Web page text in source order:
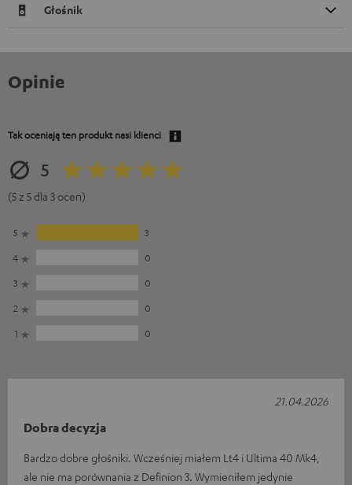
Głośnik
Opinie
Tak oceniają ten produkt nasi klienci
5
(5 z 5 dla 3 ocen)
5
3
4
0
3
0
2
0
1
0
Dobra decyzja
Bardzo dobre głośniki. Wcześniej miałem Lt4 i Ultima 40 Mk4,
ale nie ma porównania z Definion 3. Wymieniłem jedynie
21.04.2026